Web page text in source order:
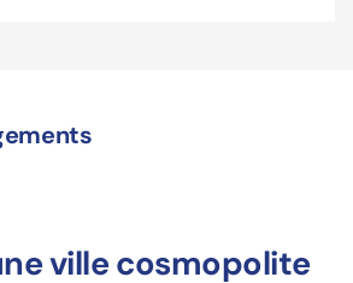
ville cosmopolite